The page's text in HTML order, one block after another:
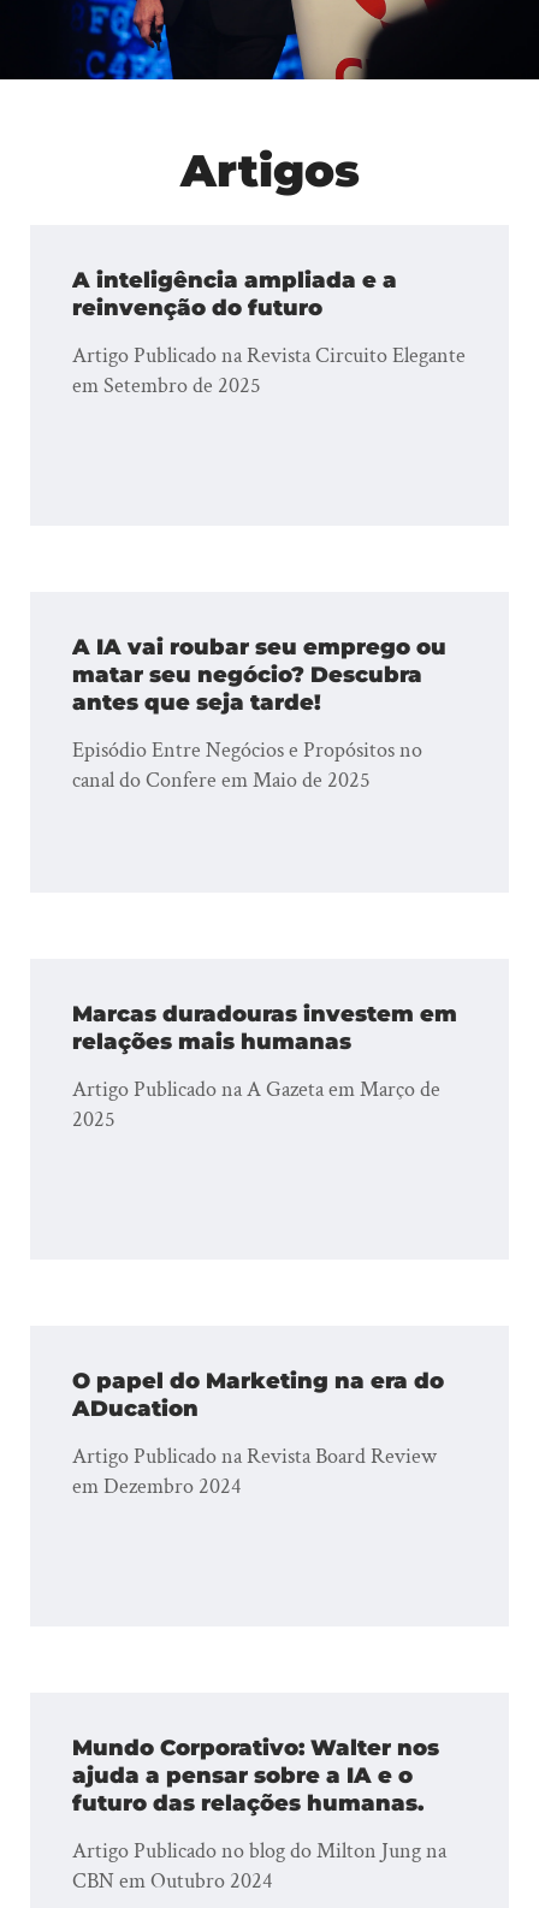
Artigos
A inteligência ampliada e a
reinvenção do futuro
Artigo Publicado na Revista Circuito Elegante
em Setembro de 2025
A IA vai roubar seu emprego ou
matar seu negócio? Descubra
antes que seja tarde!
Episódio Entre Negócios e Propósitos no
canal do Confere em Maio de 2025
Marcas duradouras investem em
relações mais humanas
Artigo Publicado na A Gazeta em Março de
2025
O papel do Marketing na era do
ADucation
Artigo Publicado na Revista Board Review
em Dezembro 2024
Mundo Corporativo: Walter nos
ajuda a pensar sobre a IA e o
futuro das relações humanas.
Artigo Publicado no blog do Milton Jung na
CBN em Outubro 2024